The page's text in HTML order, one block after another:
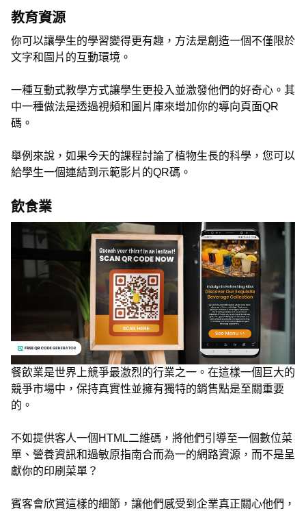
教育資源
你可以讓學生的學習變得更有趣，方法是創造一個不僅限於
文字和圖片的互動環境。
一種互動式教學方式讓學生更投入並激發他們的好奇心。其
中一種做法是透過視頻和圖片庫來增加你的導向頁面QR
碼。
舉例來說，如果今天的課程討論了植物生長的科學，您可以
給學生一個連結到示範影片的QR碼。
飲食業
餐飲業是世界上競爭最激烈的行業之一。在這樣一個巨大的
競爭市場中，保持真實性並擁有獨特的銷售點是至關重要
的。
不如提供客人一個HTML二維碼，將他們引導至一個數位菜
單、營養資訊和過敏原指南合而為一的網路資源，而不是呈
獻你的印刷菜單？
賓客會欣賞這樣的細節，讓他們感受到企業真正關心他們，